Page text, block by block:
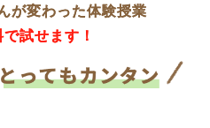
が変わった体験授業
試せます！